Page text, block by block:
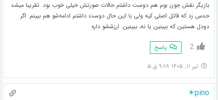
بازیگر نقش جون بوم هم دوست داشتم حالات صورتش خیلی خوب بود. تقریبا میشد
حدس زد که قاتل اصلی کیه ولی با این حال دوست داشتم ادامه‌شو هم ببینم. اگر
دودل هستین که ببینین یا نه، ببینین. ارزششو داره
2 پاسخ
تیر ۱۱, ۱۴۰۵ ۹:۲۸ ق.ظ
pino☀